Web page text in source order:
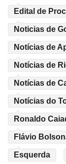
Edital de
Noticias de
Notícias de
Notícias de
Notícias de
Notícias do
Ronaldo
Flávio
Esquerda